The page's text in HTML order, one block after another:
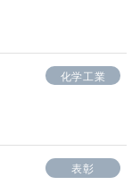
化学工業
表彰